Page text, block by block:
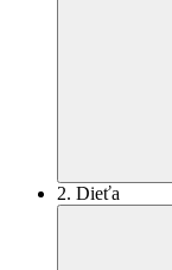
2. Dieťa